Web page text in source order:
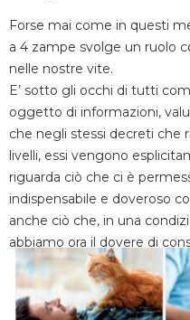
Forse mai come in questi
a 4 zampe svolge un ruolo
nelle nostre vite.
E’ sotto gli occhi di tutti
oggetto di informazioni,
che negli stessi decreti che
livelli, essi vengono
riguarda ciò che ci è
indispensabile e doveroso
anche ciò che, in una
abbiamo ora il dovere di
attenzione e dedizione,
per